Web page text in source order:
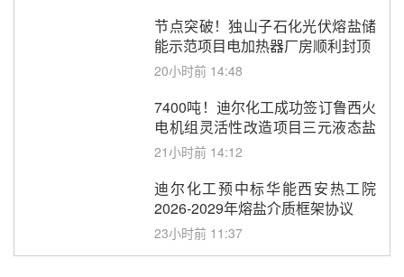
节点突破！独山子石化光伏熔盐储
能示范项目电加热器厂房顺利封顶
20小时前 14:48
7400吨！迪尔化工成功签订鲁西火
电机组灵活性改造项目三元液态盐
采购合同
21小时前 14:12
迪尔化工预中标华能西安热工院
2026-2029年熔盐介质框架协议
23小时前 11:37